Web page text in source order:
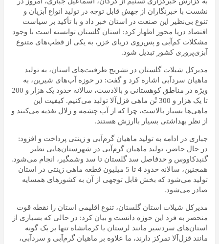
نشست با خبرنگاران از جهش قابل توجه در تولید انواع آبزیان و
تنوع بی‌نظیر این صنعت در استان خبر داد و با تأکید بر سیاست
اقتصاد دریا محور اظهار کرد: استان گلستان توانسته است با وجود
مشکلات کم‌آبی و پس‌روی دریای خزر، به یکی از قطب‌های متنوع
آبزی‌پروری کشور تبدیل شود.
مدیرکل شیلات گلستان در تشریح ظرفیت‌های استان، به تولید
ماهیان سردآبی اشاره کرد و گفت: در حوزه آب‌های شیرین، به
ویژه در مناطق کوهستانی و بالادست، سالانه حدود یک هزار و 200
تا یک هزار و 300 تُن ماهی قزل‌آلا تولید می‌کنیم. کیفیت این
ماهی‌ها بسیار بالاست، چرا که از آب چشمه و زلال تغذیه می‌کنند و
از نظر بهداشتی بسیار باارزش هستند.
جباری در ادامه به تولید ماهیان گرم‌آبی و زینتی پرداخت و افزود:
در حال حاضر، تولید ماهیان گرم‌آبی در شهرستان‌هایی نظیر
گنبدکاووس و حدفاصل سد گلستان تا سد وشمگیر، انجام می‌شود.
همچنین، سالانه حدود 4 تا 5 میلیون قطعه ماهی زینتی در استان
تولید می‌شود که بخش قابل توجهی از آن به کشورهای همسایه
صادر می‌شود.
مدیرکل شیلات استان گلستان، تنوع اقلیمی استان را نقطه قوت
منحصر به فرد این حوزه دانست و بیان کرد: در حالی که بسیاری از
استان‌های سردسیر مانند لرستان یا کرمانشاه تنها بر یک گونه
مانند قزل‌آلا تمرکز دارند، ما علاوه بر ماهیان گرم‌آبی و سردآبی،